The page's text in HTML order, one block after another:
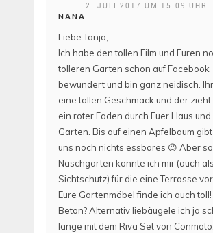
NANA
2. JULI 2017 UM 15:09 UHR
Liebe Tanja,
Ich habe den tollen Film und Euren
tolleren Garten schon auf Facebook
bewundert und bin ganz neidisch.
eine tollen Geschmack und der
ein roter Faden durch Euer Haus und
Garten. Bis auf einen Apfelbaum
uns noch nichts essbares 😉 Aber
Naschgarten könnte ich mir (auch als
Sichtschutz) für die eine Terrasse
Eure Gartenmöbel finde ich auch toll!
Beton? Alternativ liebäugele ich ja
lange mit dem Riva Set von